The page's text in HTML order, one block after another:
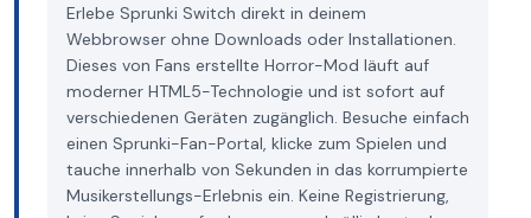
Erlebe Sprunki Switch direkt in deinem
Webbrowser ohne Downloads oder Installationen.
Dieses von Fans erstellte Horror-Mod läuft auf
moderner HTML5-Technologie und ist sofort auf
verschiedenen Geräten zugänglich. Besuche einfach
einen Sprunki-Fan-Portal, klicke zum Spielen und
tauche innerhalb von Sekunden in das korrumpierte
Musikerstellungs-Erlebnis ein. Keine Registrierung,